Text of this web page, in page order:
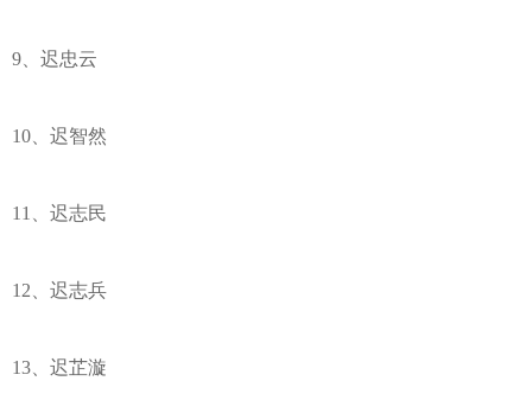
9、迟忠云
10、迟智然
11、迟志民
12、迟志兵
13、迟芷漩